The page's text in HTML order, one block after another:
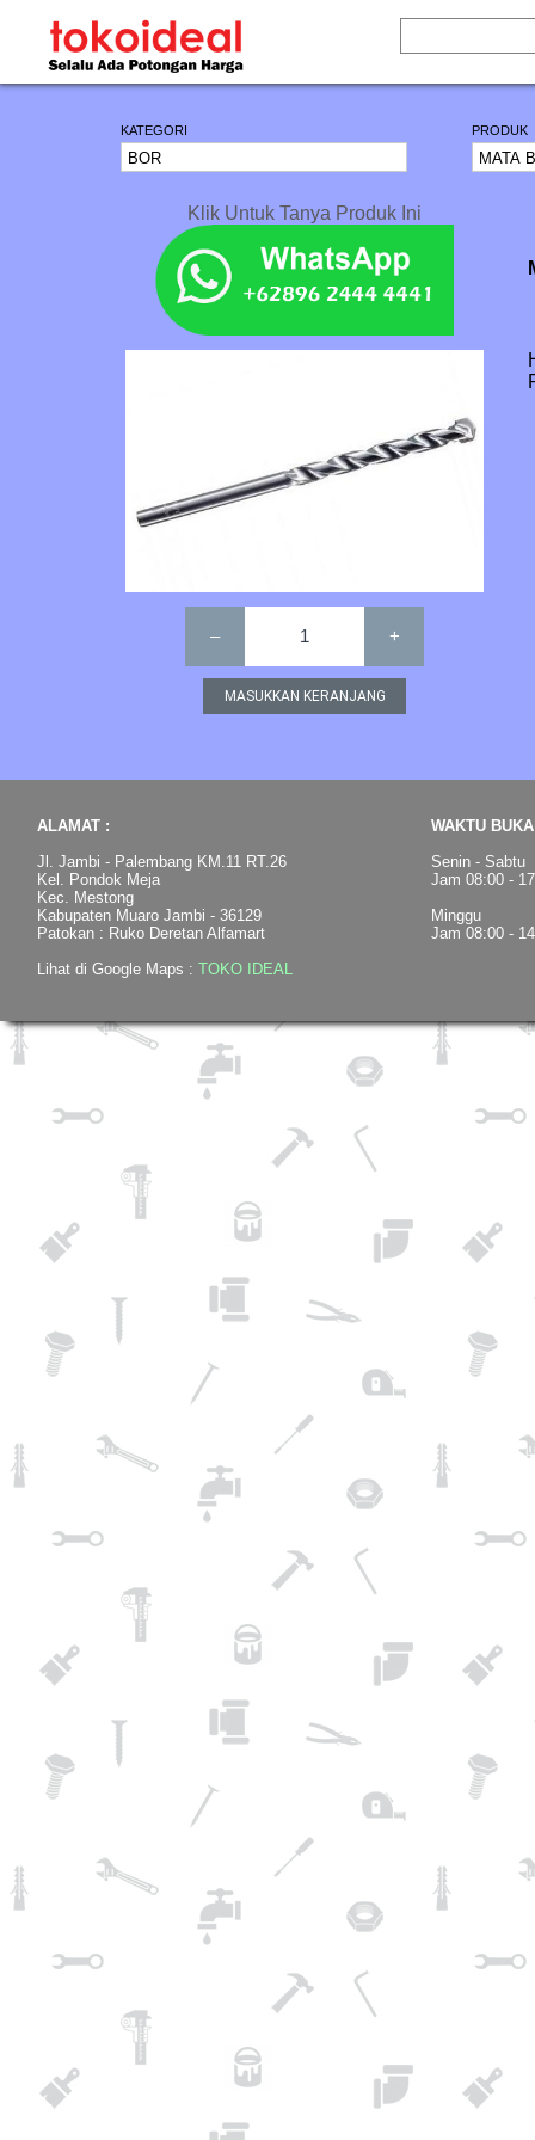
KATEGORI PRODUK
Klik Untuk Tanya Produk Ini
– 1 +
ALAMAT :
Jl. Jambi - Palembang KM.11 RT.26
Kel. Pondok Meja
Kec. Mestong
Kabupaten Muaro Jambi - 36129
Patokan : Ruko Deretan Alfamart
Lihat di Google Maps : TOKO IDEAL
WAKTU
Senin - Sabtu
Jam 08:00 -
Minggu
Jam 08:00 -